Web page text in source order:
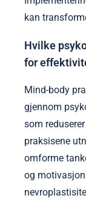
kan
Hvilke
for
Mind-body
gjennom
som
praksisene
omforme
og